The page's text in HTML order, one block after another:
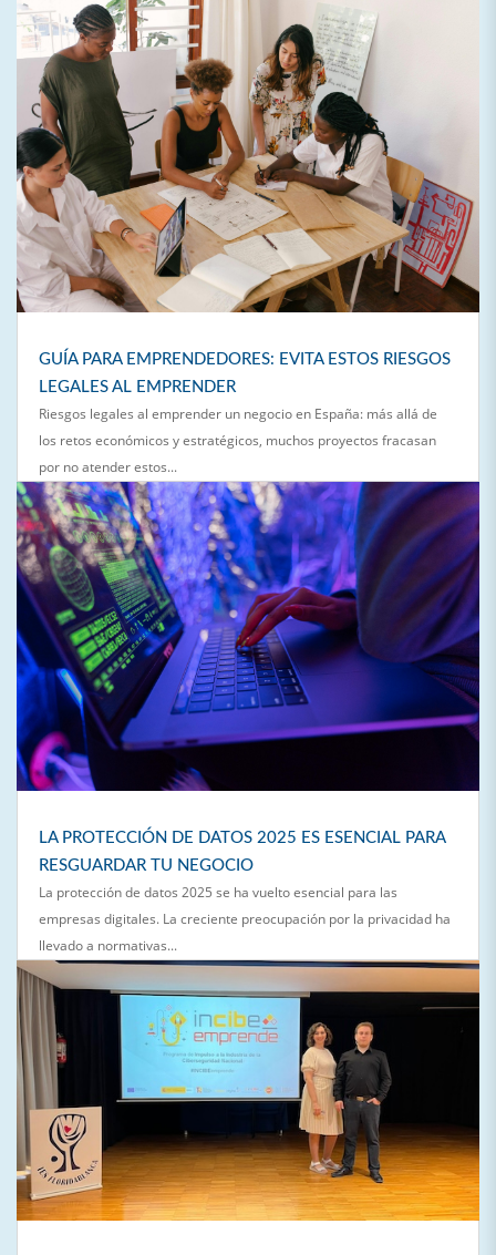
GUÍA PARA EMPRENDEDORES: EVITA ESTOS RIESGOS
LEGALES AL EMPRENDER
Riesgos legales al emprender un negocio en España: más allá de
los retos económicos y estratégicos, muchos proyectos fracasan
por no atender estos...
LA PROTECCIÓN DE DATOS 2025 ES ESENCIAL PARA
RESGUARDAR TU NEGOCIO
La protección de datos 2025 se ha vuelto esencial para las
empresas digitales. La creciente preocupación por la privacidad ha
llevado a normativas...